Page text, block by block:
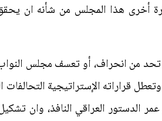
أخرى هذا المجلس من شأنه ان
من انحراف، أو تعسف مجلس النواب
قراراته الإستراتيجية
الدستور العراقي النافذ، وان